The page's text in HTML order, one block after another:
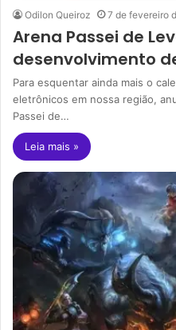
Odilon Queiroz 7 de fevereiro
Arena Passei de
desenvolvimento
Para esquentar ainda mais o
eletrônicos em nossa região,
Passei de…
Leia mais »